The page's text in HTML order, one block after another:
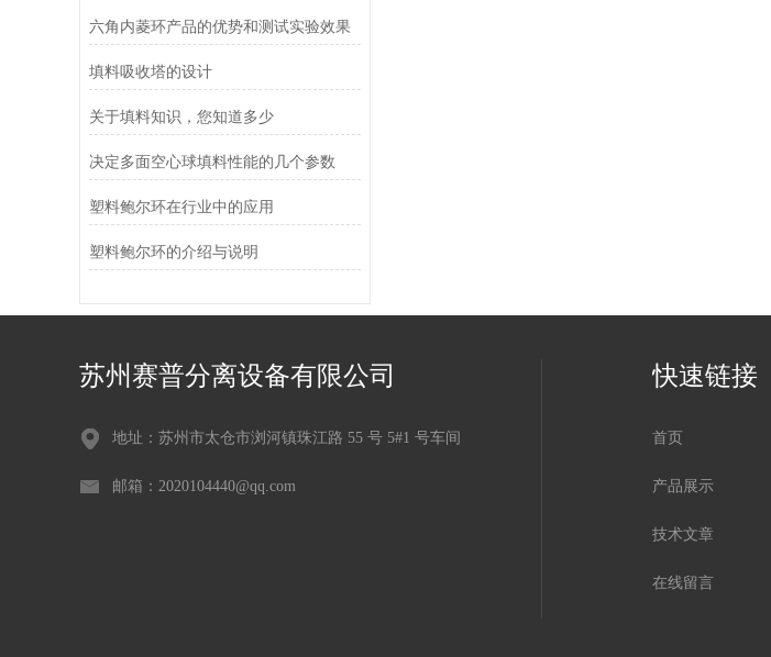
六角内菱环产品的优势和测试实验效果
填料吸收塔的设计
关于填料知识，您知道多少
决定多面空心球填料性能的几个参数
塑料鲍尔环在行业中的应用
塑料鲍尔环的介绍与说明
苏州赛普分离设备有限公司
地址：苏州市太仓市浏河镇珠江路 55 号 5#1 号车间
邮箱：2020104440@qq.com
快速链接
首页
产品展示
技术文章
在线留言